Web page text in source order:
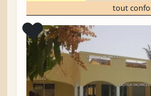
tout
❤️Coup